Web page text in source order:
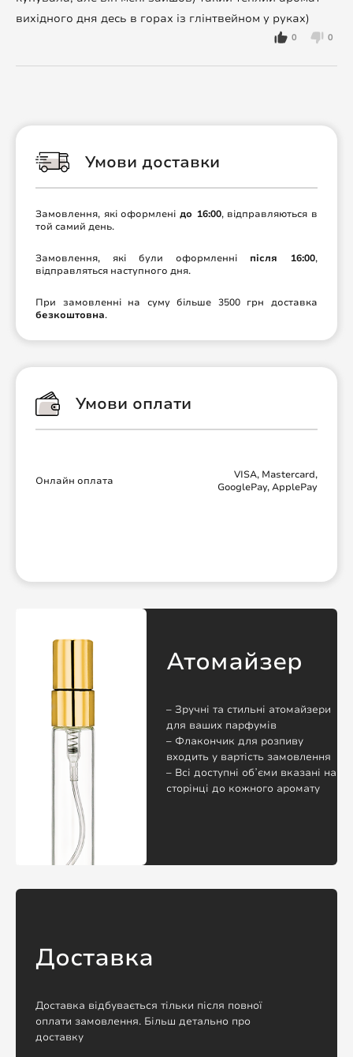
вихідного дня десь в горах із глінтвейном у руках)
0 0
Умови доставки
Замовлення, які оформлені до 16:00, відправляються в
той самий день.
Замовлення, які були оформленні після 16:00,
відправляться наступного дня.
При замовленні на суму більше 3500 грн доставка
безкоштовна.
Умови оплати
Онлайн оплата
VISA, Mastercard,
GooglePay, ApplePay
Атомайзер
– Зручні та стильні атомайзери
для ваших парфумів
– Флакончик для розпиву
входить у вартість замовлення
– Всі доступні обʼєми вказані на
сторінці до кожного аромату
Доставка
Доставка відбувається тільки після повної
оплати замовлення. Більш детально про
доставку